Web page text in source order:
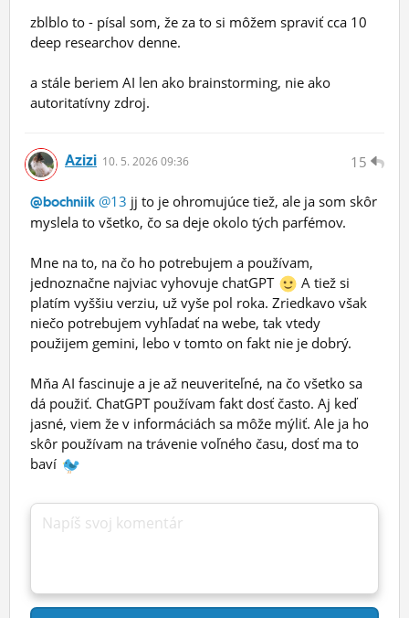
zblblo to - písal som, že za to si môžem spraviť cca 10
deep researchov denne.
a stále beriem AI len ako brainstorming, nie ako
autoritatívny zdroj.
15
Azizi 10. 5. 2026 09:36
@bochniik @13 jj to je ohromujúce tiež, ale ja som skôr
myslela to všetko, čo sa deje okolo tých parfémov.
Mne na to, na čo ho potrebujem a používam,
jednoznačne najviac vyhovuje chatGPT
A tiež si
platím vyššiu verziu, už vyše pol roka. Zriedkavo však
niečo potrebujem vyhľadať na webe, tak vtedy
použijem gemini, lebo v tomto on fakt nie je dobrý.
Mňa AI fascinuje a je až neuveriteľné, na čo všetko sa
dá použiť. ChatGPT používam fakt dosť často. Aj keď
jasné, viem že v informáciách sa môže mýliť. Ale ja ho
skôr používam na trávenie voľného času, dosť ma to
baví
Napíš svoj komentár